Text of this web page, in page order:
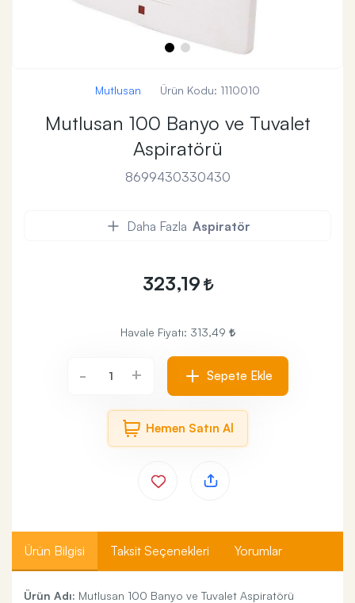
Mutlusan Ürün Kodu: 1110010
Mutlusan 100 Banyo ve Tuvalet
Aspiratörü
8699430330430
Daha Fazla Aspiratör
323,19
Havale Fiyatı: 313,49
- + Sepete Ekle
Hemen Satın Al
Ürün Bilgisi Taksit Seçenekleri Yorumlar
Ürün Adı: Mutlusan 100 Banyo ve Tuvalet Aspiratörü